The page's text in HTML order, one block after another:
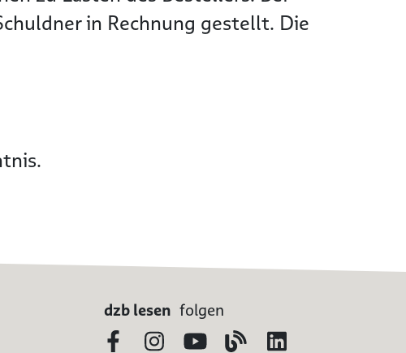
in Rechnung gestellt. Die
dzb lesen folgen
FacebookInstagram
YouTubeBlog